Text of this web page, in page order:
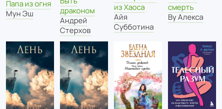
Папа из огня
Мун Эш
драконом
Андрей
Стерхов
из Хаоса
Айя
Субботина
смерть
Ву Алекса